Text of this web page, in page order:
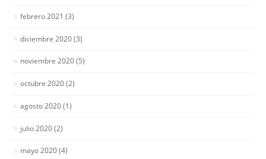
febrero 2021 (3)
diciembre 2020(3)
noviembre 2020(5)
octubre 2020(2)
agosto 2020(1)
julio 2020(2)
mayo 2020(4)
CONTACTO
Direccion:
620 246 371